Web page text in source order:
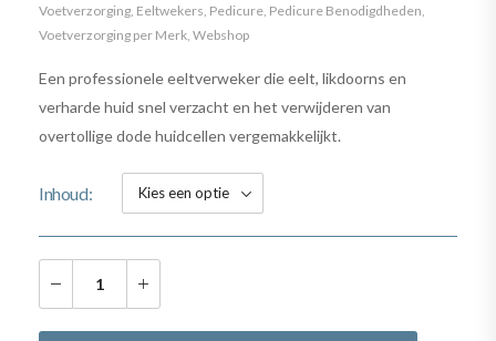
Voetverzorging Eeltwekers Pedicure Pedicure Benodigdheden
Voetverzorging per Merk Webshop
Een professionele eeltverweker die eelt, likdoorns en
verharde huid snel verzacht en het verwijderen van
overtollige dode huidcellen vergemakkelijkt.
Inhoud